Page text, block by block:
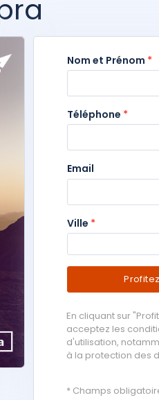
Nom et Prénom *
Téléphone *
Email
Ville *
En cliquant sur
acceptez les
d'utilisation,
à la protection des
* Champs